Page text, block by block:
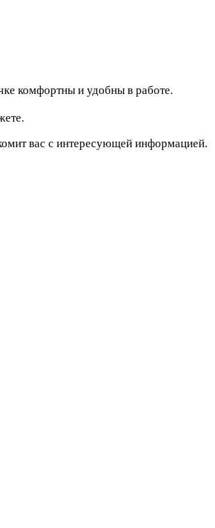
комфортны и удобны в работе.
вас с интересующей информацией.